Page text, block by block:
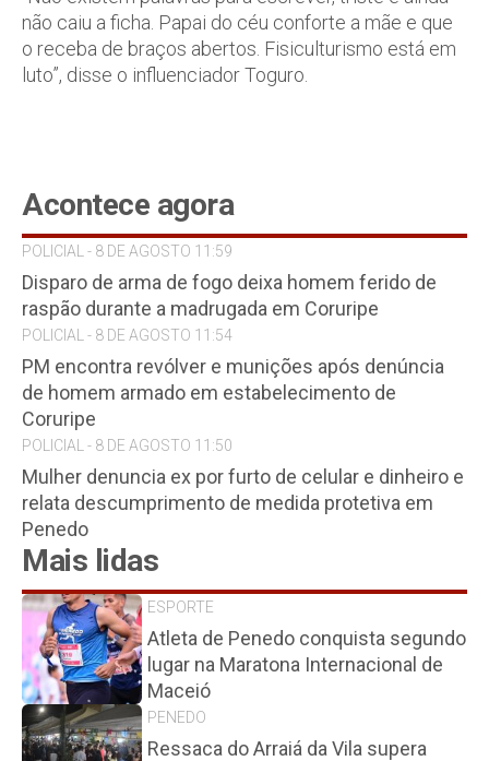
não caiu a ficha. Papai do céu conforte a mãe e que
o receba de braços abertos. Fisiculturismo está em
luto”, disse o influenciador Toguro.
Acontece agora
POLICIAL - 8 DE AGOSTO 11:59
Disparo de arma de fogo deixa homem ferido de
raspão durante a madrugada em Coruripe
POLICIAL - 8 DE AGOSTO 11:54
PM encontra revólver e munições após denúncia
de homem armado em estabelecimento de
Coruripe
POLICIAL - 8 DE AGOSTO 11:50
Mulher denuncia ex por furto de celular e dinheiro e
relata descumprimento de medida protetiva em
Penedo
Mais lidas
ESPORTE
Atleta de Penedo conquista segundo
lugar na Maratona Internacional de
Maceió
PENEDO
Ressaca do Arraiá da Vila supera